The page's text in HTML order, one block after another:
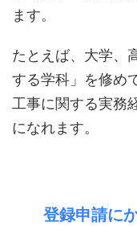
ます。
たとえば、大学、
する学科」を修め
工事に関する実務
になれます。
登録申請に